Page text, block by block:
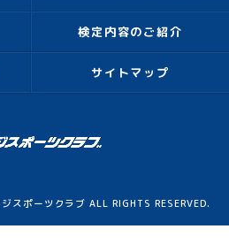
検定内容のご紹介
サイトマップ
ポーツクラブ ALL RIGHTS RESERVED.